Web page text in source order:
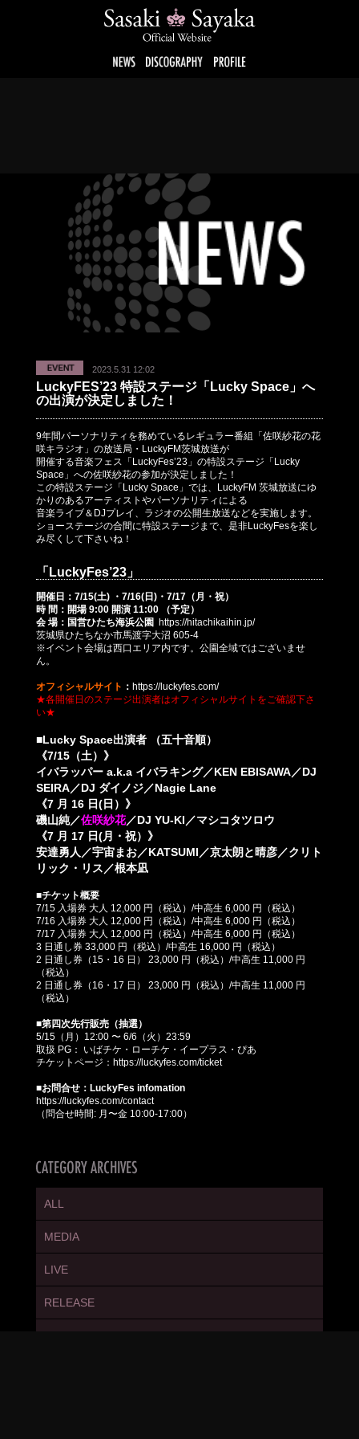
2023.5.31 12:02
LuckyFES’23 特設ステージ「Lucky Space」へ
の出演が決定しました！
9年間パーソナリティを務めているレギュラー番組「佐咲紗花の花
咲キラジオ」 の放送局・LuckyFM茨城放送が
開催する音楽フェス「LuckyFes’23」の特設ステージ「Lucky
Space」への佐咲紗花の参加が決定しました！
この特設ステージ「Lucky Space」では、LuckyFM 茨城放送にゆ
かりのあるアーティストやパーソナリティによる
音楽ライブ＆DJプレイ、ラジオの公開生放送などを実施します。
ショーステージの合間に特設ステージまで、是非LuckyFesを楽し
み尽くして下さいね！
「LuckyFes’23」
開催日：7/15(土) ・7/16(日)・7/17（月・祝）
時 間：開場 9:00 開演 11:00 （予定）
会 場：国営ひたち海浜公園 https://hitachikaihin.jp/
茨城県ひたちなか市馬渡字大沼 605-4
※イベント会場は西口エリア内です。公園全域ではございませ
ん。
オフィシャルサイト ： https://luckyfes.com/
★各開催日のステージ出演者はオフィシャルサイトをご確認下さ
い★
■Lucky Space出演者 （五十音順）
《7/15（土）》
イバラッパー a.k.a イバラキング／KEN EBISAWA／DJ
SEIRA／DJ ダイノジ／Nagie Lane
《7 月 16 日(日）》
磯山純／佐咲紗花／DJ YU-KI／マシコタツロウ
《7 月 17 日(月・祝）》
安達勇人／宇宙まお／KATSUMI／京太朗と晴彦／クリト
リック・リス／根本凪
■チケット概要
7/15 入場券 大人 12,000 円（税込）/中高生 6,000 円（税込）
7/16 入場券 大人 12,000 円（税込）/中高生 6,000 円（税込）
7/17 入場券 大人 12,000 円（税込）/中高生 6,000 円（税込）
3 日通し券 33,000 円（税込）/中高生 16,000 円（税込）
2 日通し券（15・16 日） 23,000 円（税込）/中高生 11,000 円
（税込）
2 日通し券（16・17 日） 23,000 円（税込）/中高生 11,000 円
（税込）
■第四次先行販売（抽選）
5/15（月）12:00 〜 6/6（火）23:59
取扱 PG： いばチケ・ローチケ・イープラス・ぴあ
チケットページ： https://luckyfes.com/ticket
■お問合せ：LuckyFes infomation
https://luckyfes.com/contact
（問合せ時間: 月〜金 10:00-17:00）
ALL
MEDIA
LIVE
RELEASE